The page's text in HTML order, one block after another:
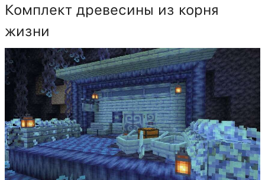
Комплект древесины из корня
жизни